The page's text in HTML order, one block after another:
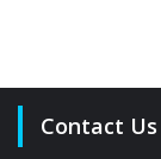
Contact Us